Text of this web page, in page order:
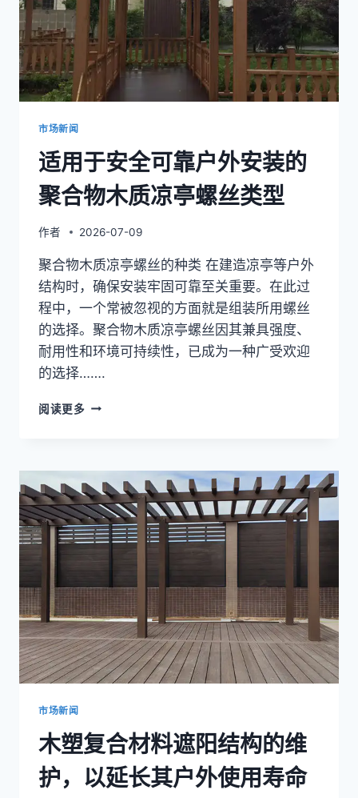
雅
且
耐
候
的
市场新闻
适用于安全可靠户外安装的
聚合物木质凉亭螺丝类型
作者 2026-07-09
聚合物木质凉亭螺丝的种类 在建造凉亭等户外
结构时，确保安装牢固可靠至关重要。在此过
程中，一个常被忽视的方面就是组装所用螺丝
的选择。聚合物木质凉亭螺丝因其兼具强度、
耐用性和环境可持续性，已成为一种广受欢迎
的选择…….
阅读更多 适
全
可
靠
户
外
的
聚
合
物
木
质
丝
类
型
市场新闻
木塑复合材料遮阳结构的维
护，以延长其户外使用寿命